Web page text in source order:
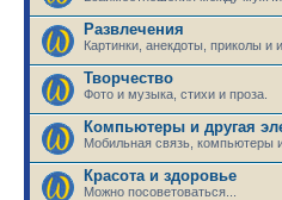
Развлечения
Картинки, анекдоты, приколы и
Творчество
Фото и музыка, стихи и проза.
Компьютеры и другая
Мобильная связь, компьютеры и
Красота и здоровье
Можно посоветоваться...